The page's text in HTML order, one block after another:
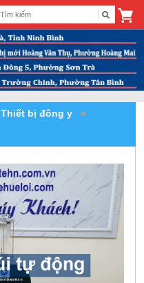
Thiết bị đông y »